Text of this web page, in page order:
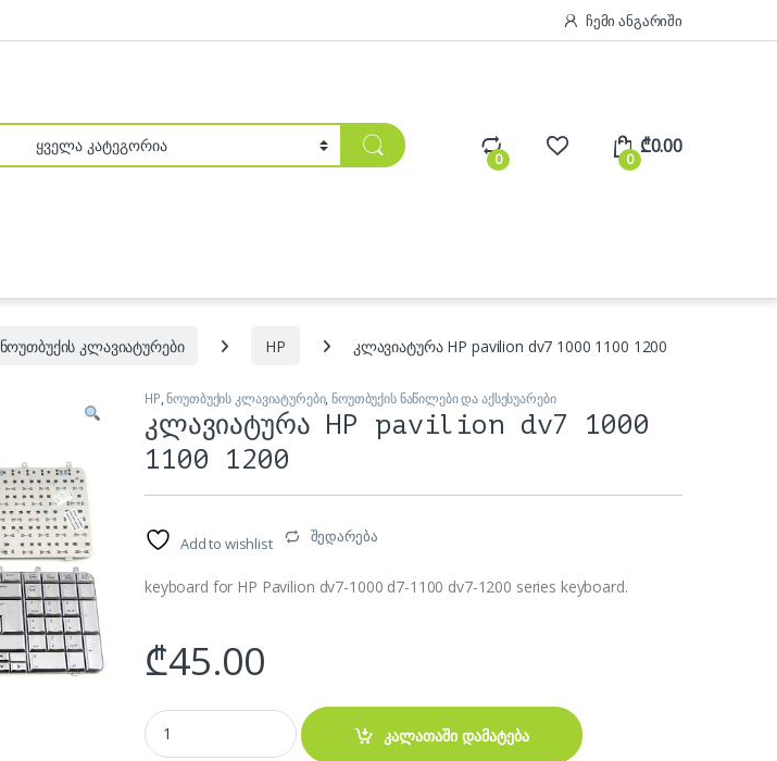
ჩემი ანგარიში
0 0
₾0.00
ნოუთბუქის კლავიატურები HP კლავიატურა HP pavilion dv7 1000 1100 1200
HP,ნოუთბუქის კლავიატურები,ნოუთბუქის ნაწილები და აქსესუარები
კლავიატურა HP pavilion dv7 1000
1100 1200
Add to wishlist შედარება
keyboard for HP Pavilion dv7-1000 d7-1100 dv7-1200 series keyboard.
₾45.00
კლავიატურა HP pavilion dv7 1000 1100 1200 quantity
კალათაში დამატება